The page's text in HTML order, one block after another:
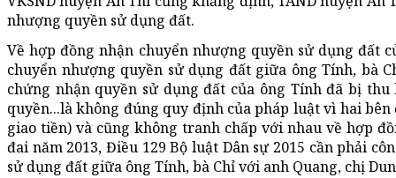
nhượng quyền sử dụng đất.
Về hợp đồng nhận chuyển nhượng quyền sử dụng đất
chuyển nhượng quyền sử dụng đất giữa ông Tính, bà
chứng nhận quyền sử dụng đất của ông Tính đã bị
quyền...là không đúng quy định của pháp luật vì hai
giao tiền) và cũng không tranh chấp với nhau về hợp
đai năm 2013, Điều 129 Bộ luật Dân sự 2015 cần phải
sử dụng đất giữa ông Tính, bà Chỉ với anh Quang, chị